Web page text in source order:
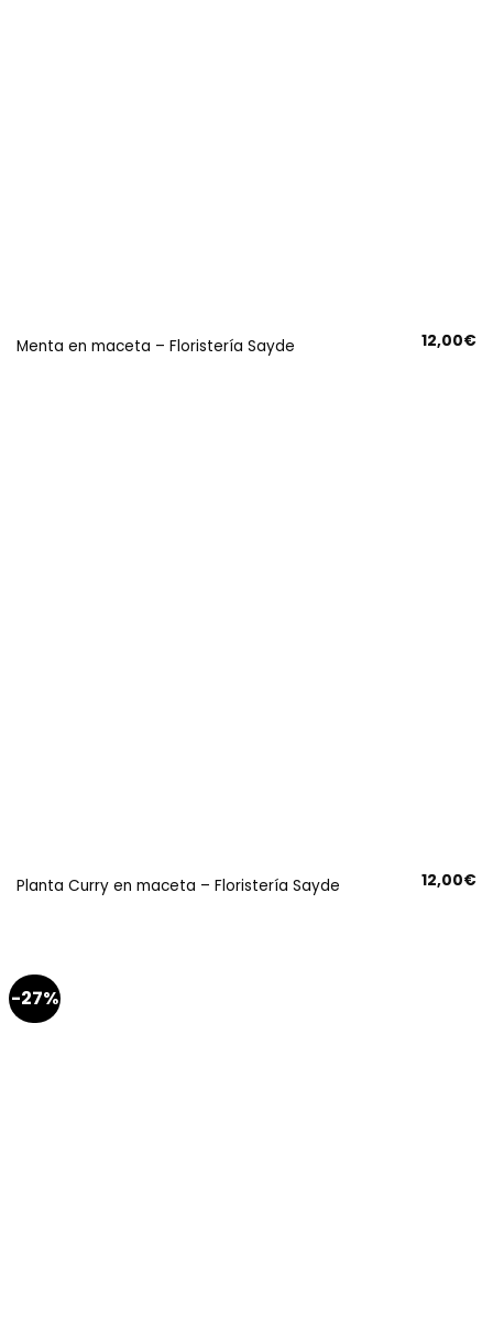
Menta en maceta – Floristería Sayde 12,00€
Planta Curry en maceta – Floristería Sayde 12,00€
-27%